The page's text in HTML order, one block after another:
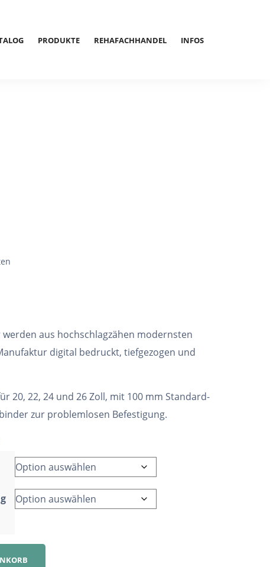
PRODUKTE REHAFACHHANDEL INFOS
aus hochschlagzähen modernsten
digital bedruckt, tiefgezogen und
20, 22, 24 und 26 Zoll, mit 100 mm Standard-
zur problemlosen Befestigung.